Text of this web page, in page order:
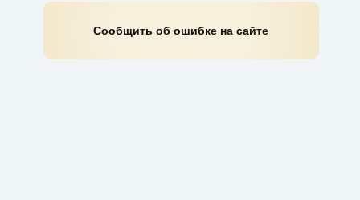
Сообщить об ошибке на сайте